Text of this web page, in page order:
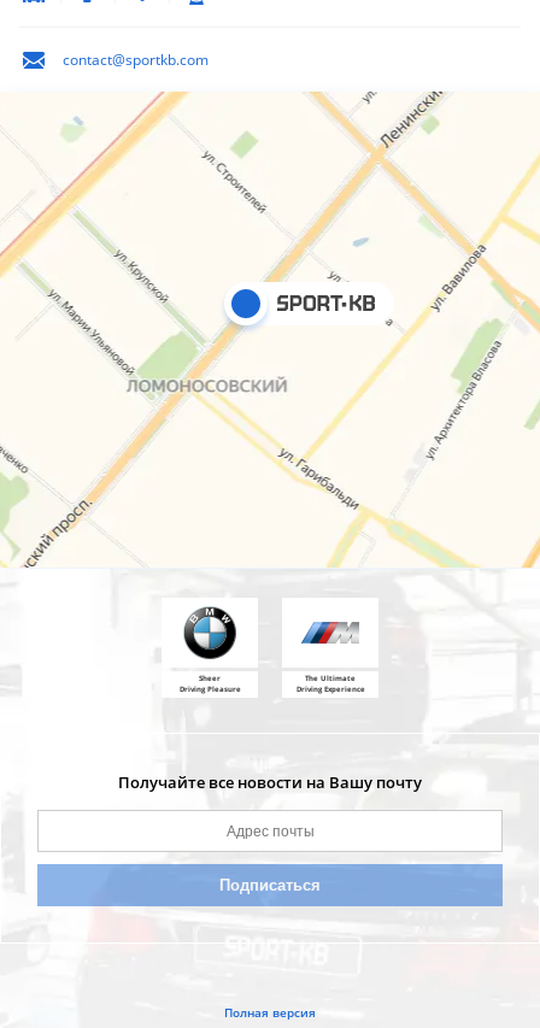
contact@sportkb.com
Sheer
Driving Pleasure
The Ultimate
Driving Experience
Получайте все новости на Вашу почту
Полная версия